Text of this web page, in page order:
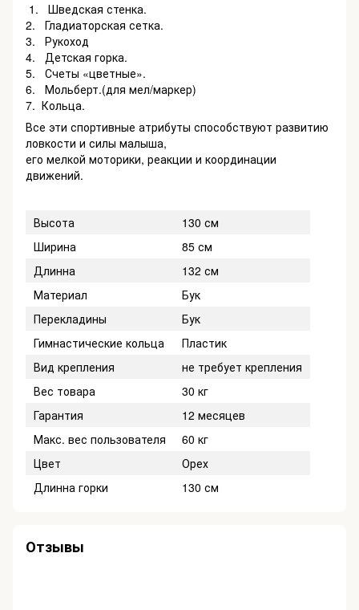
1. Шведская стенка.
2. Гладиаторская сетка.
3. Рукоход
4. Детская горка.
5. Счеты «цветные».
6. Мольберт.(для мел/маркер)
7. Кольца.
Все эти спортивные атрибуты способствуют развитию
ловкости и силы малыша,
его мелкой моторики, реакции и координации
движений.
Высота
130 см
Ширина
85 см
Длинна
132 см
Материал
Бук
Перекладины
Бук
Гимнастические кольца
Пластик
Вид крепления
не требует крепления
Вес товара
30 кг
Гарантия
12 месяцев
Макс. вес пользователя
60 кг
Цвет
Орех
Длинна горки
130 см
Отзывы